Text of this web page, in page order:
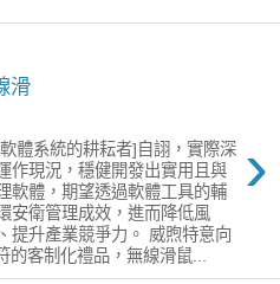
滑
›
體系統的耕耘者]自詡，實際深
作現況，穩健開發出實用且與
軟體，期望透過軟體工具的輔
安衛管理成效，進而降低風
提升產業競爭力。 威煦特意向
的客制化禮品，無線滑鼠...